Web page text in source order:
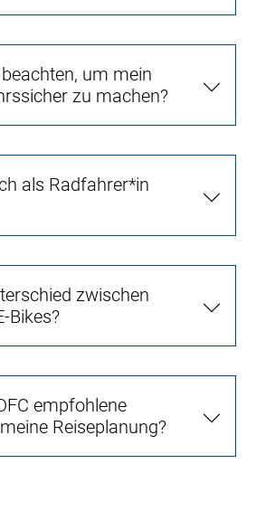
um mein
zu machen?
als Radfahrer*in
zwischen
Bikes?
empfohlene
Reiseplanung?